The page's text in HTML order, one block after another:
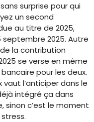
surprise pour qui
un second
au titre de 2025,
2025. Autre
la contribution
se verse en même
pour les deux.
l’anticiper dans le
intégré ça dans
sinon c’est le moment